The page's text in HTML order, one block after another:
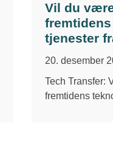
Vil du
tjenester
20. desember
Tech Transfer:
fremtidens